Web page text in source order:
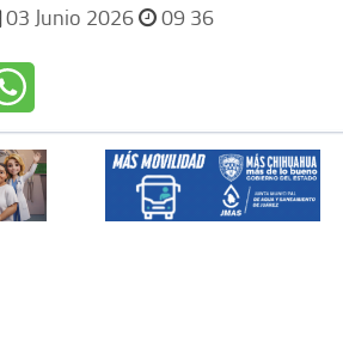
03 Junio 2026 09 36